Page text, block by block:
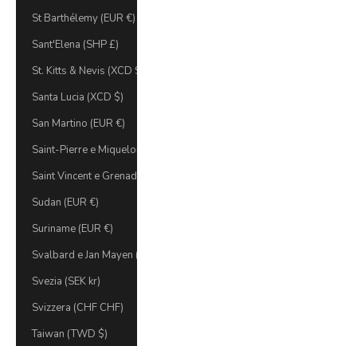
St Barthélemy (EUR €)
Sant'Elena (SHP £)
St. Kitts & Nevis (XCD $)
Santa Lucia (XCD $)
San Martino (EUR €)
Saint-Pierre e Miquelon (EUR €)
Saint Vincent e Grenadine (XCD $)
Sudan (EUR €)
Suriname (EUR €)
Svalbard e Jan Mayen (EUR €)
Svezia (SEK kr)
Svizzera (CHF CHF)
Taiwan (TWD $)